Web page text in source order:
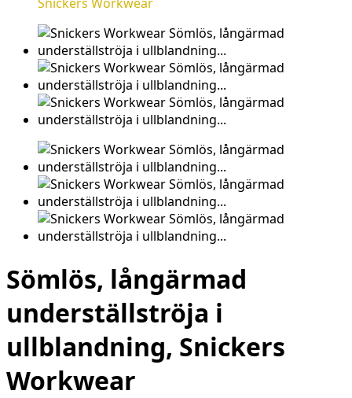
Snickers Workwear
Sömlös, långärmad
underställströja i
ullblandning, Snickers
Workwear